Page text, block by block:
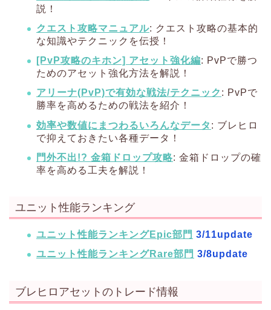
説！
クエスト攻略マニュアル: クエスト攻略の基本的
な知識やテクニックを伝授！
[PvP攻略のキホン] アセット強化編: PvPで勝つ
ためのアセット強化方法を解説！
アリーナ(PvP)で有効な戦法/テクニック : PvPで
勝率を高めるための戦法を紹介！
効率や数値にまつわるいろんなデータ : ブレヒロ
で抑えておきたい各種データ！
門外不出!? 金箱ドロップ攻略: 金箱ドロップの確
率を高める工夫を解説！
ユニット性能ランキング
ユニット性能ランキングEpic部門 3/11update
ユニット性能ランキングRare部門 3/8update
ブレヒロアセットのトレード情報